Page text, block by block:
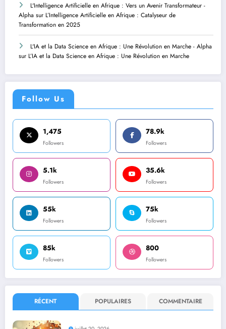
L'Intelligence Artificielle en Afrique : Vers un Avenir Transformateur -
Alpha sur L’Intelligence Artificielle en Afrique : Catalyseur de
Transformation en 2025
L'IA et la Data Science en Afrique : Une Révolution en Marche - Alpha
sur L’IA et la Data Science en Afrique : Une Révolution en Marche
Follow Us
1,475
Followers
78.9k
Followers
5.1k
Followers
35.6k
Followers
55k
Followers
75k
Followers
85k
Followers
800
Followers
RÉCENT POPULAIRES COMMENTAIRE